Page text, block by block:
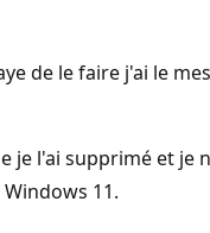
de le faire j'ai le
je l'ai supprimé et je
11.